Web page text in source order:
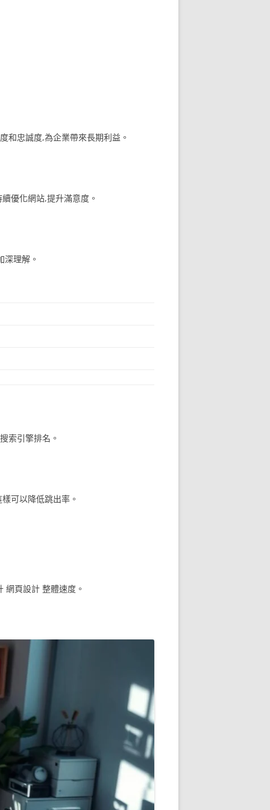
和忠誠度,為企業帶來長期利益。
優化網站,提升滿意度。
理解。
索引擎排名。
可以降低跳出率。
網頁設計 整體速度。